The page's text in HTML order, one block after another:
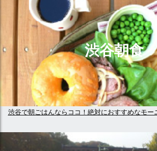
渋谷朝食
渋谷で朝ごはんならココ！絶対におすすめなモー